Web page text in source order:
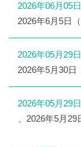
2026年06月05日
2026年6月5日
2026年05月29日
2026年5月30日
2026年05月29日
、2026年5月